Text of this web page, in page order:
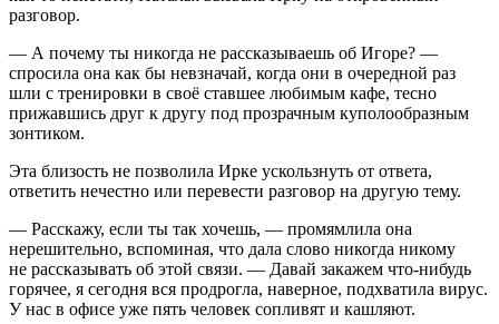
разговор.
— А почему ты никогда не рассказываешь об Игоре? —
спросила она как бы невзначай, когда они в очередной раз
шли с тренировки в своё ставшее любимым кафе, тесно
прижавшись друг к другу под прозрачным куполообразным
зонтиком.
Эта близость не позволила Ирке ускользнуть от ответа,
ответить нечестно или перевести разговор на другую тему.
— Расскажу, если ты так хочешь, — промямлила она
нерешительно, вспоминая, что дала слово никогда никому
не рассказывать об этой связи. — Давай закажем что-нибудь
горячее, я сегодня вся продрогла, наверное, подхватила вирус.
У нас в офисе уже пять человек сопливят и кашляют.